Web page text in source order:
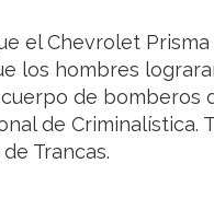
el Chevrolet
los hombres
de bomberos
de Criminalística.
Trancas.